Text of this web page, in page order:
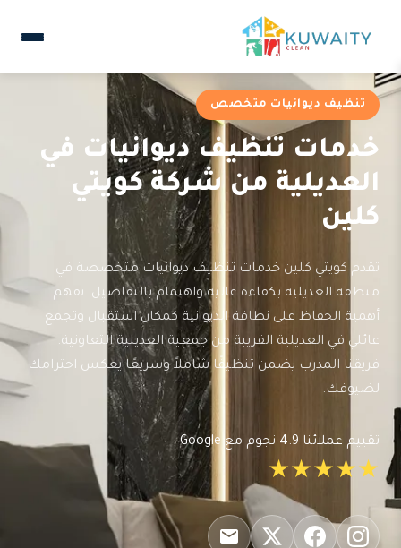
تنظيف ديوانيات متخصص
خدمات تنظيف ديوانيات في
العديلية من شركة كويتي
كلين
تقدم كويتي كلين خدمات تنظيف ديوانيات متخصصة في
منطقة العديلية بكفاءة عالية واهتمام بالتفاصيل. نفهم
أهمية الحفاظ على نظافة الديوانية كمكان استقبال وتجمع
عائلي في العديلية القريبة من جمعية العديلية التعاونية.
فريقنا المدرب يضمن تنظيفًا شاملاً وسريعًا يعكس احترامك
لضيوفك.
تقييم عملائنا 4.9 نجوم مع Google
★★★★★